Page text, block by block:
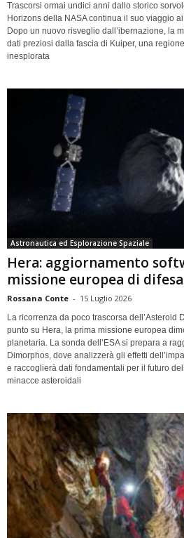
Trascorsi ormai undici anni dallo storico
Horizons della NASA continua il suo viaggio
Dopo un nuovo risveglio dall’ibernazione, la
dati preziosi dalla fascia di Kuiper, una
inesplorata
Astronautica ed Esplorazione Spaziale
Hera: aggiornamento
missione europea di
Rossana Conte - 15 Luglio 2026
La ricorrenza da poco trascorsa dell’Asteroid
punto su Hera, la prima missione europea
planetaria. La sonda dell’ESA si prepara a
Dimorphos, dove analizzerà gli effetti
e raccoglierà dati fondamentali per il futuro
minacce asteroidali